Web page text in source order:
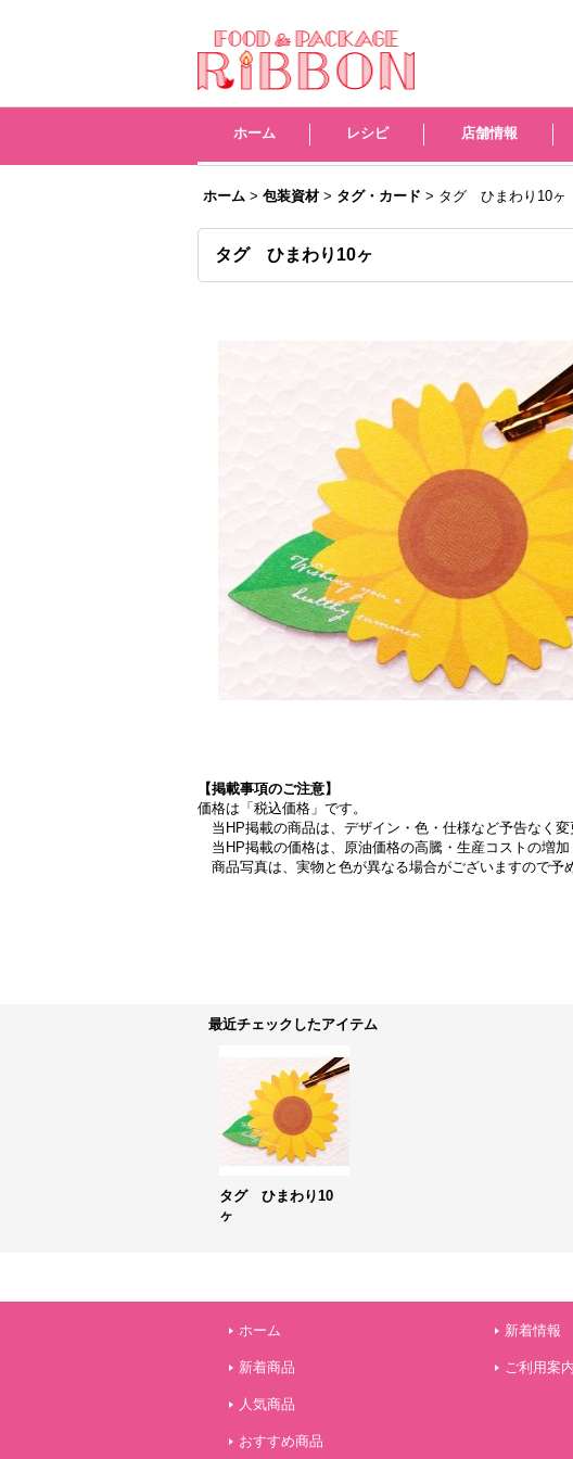
レシピ 店舗情報
ホーム > 包装資材 > タグ・カード > タグ ひまわり10ヶ
タグ ひまわり10ヶ
【掲載事項のご注意】
価格は「税込価格」です。
当HP掲載の商品は、デザイン・色・仕様など予告なく変
当HP掲載の価格は、原油価格の高騰・生産コストの増
商品写真は、実物と色が異なる場合がございますので予
最近チェックしたアイテム
タグ ひまわり10
ヶ
ホーム
新着商品
人気商品
おすすめ商品
新着情報
ご利用案内